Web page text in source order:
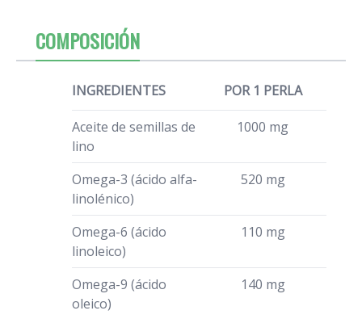
COMPOSICIÓN
INGREDIENTES POR 1 PERLA
Aceite de semillas de
lino
1000 mg
Omega-3 (ácido alfa-
linolénico)
520 mg
Omega-6 (ácido
linoleico)
110 mg
Omega-9 (ácido
oleico)
140 mg